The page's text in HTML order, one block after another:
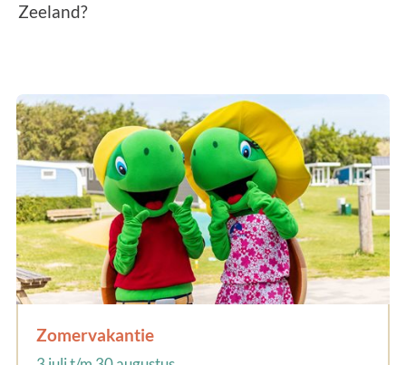
Zeeland?
Zomervakantie